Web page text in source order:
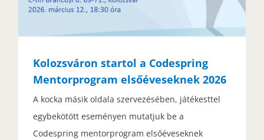
Kolozsváron startol a Codespring
Mentorprogram elsőéveseknek 2026
A kocka másik oldala szervezésében, játékesttel
egybekötött eseményen mutatjuk be a
Codespring mentorprogram elsőéveseknek